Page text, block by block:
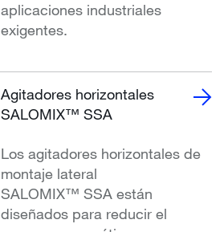
aplicaciones industriales
exigentes.
Agitadores horizontales
SALOMIX™ SSA
Los agitadores horizontales de
montaje lateral
SALOMIX™ SSA están
diseñados para reducir el